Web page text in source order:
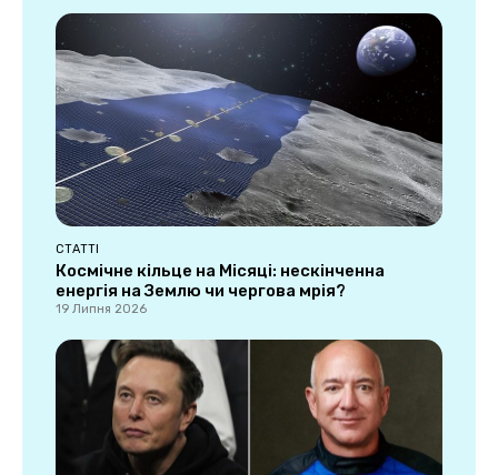
СТАТТІ
Космічне кільце на Місяці: нескінченна
енергія на Землю чи чергова мрія?
19 Липня 2026